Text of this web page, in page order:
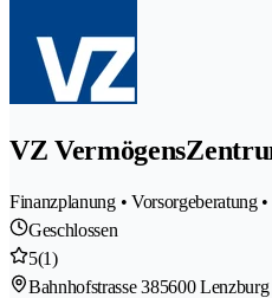
VZ
Finanzplanung • Vorsorgeberatung
Geschlossen
5(1)
Bahnhofstrasse 385600 Lenzburg